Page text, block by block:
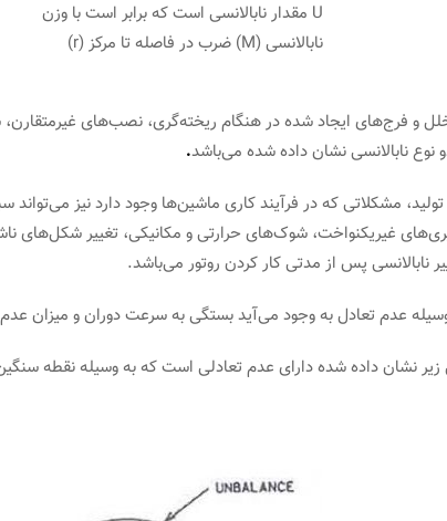
U مقدار نابالانسی است که برابر است با وزن
نابالانسی (M) ضرب در فاصله تا مرکز (r)
خلل و فرج‌های ایجاد شده در هنگام ریخته‌گری، نصب‌های
نوع نابالانسی نشان داده شده می‌باشد.
تولید، مشکلاتی که در فرآیند کاری ماشین‌ها وجود دارد نیز
غیریکنواخت، شوک‌های حرارتی و مکانیکی، تغییر شکل‌های
پس از مدتی کار کردن روتور می‌باشد.
عدم تعادل به وجود می‌آید بستگی به سرعت دوران و میزان عدم
تحلیل صدا و آلتراسونیک و
کاربردهای آن در پایش وضعیت